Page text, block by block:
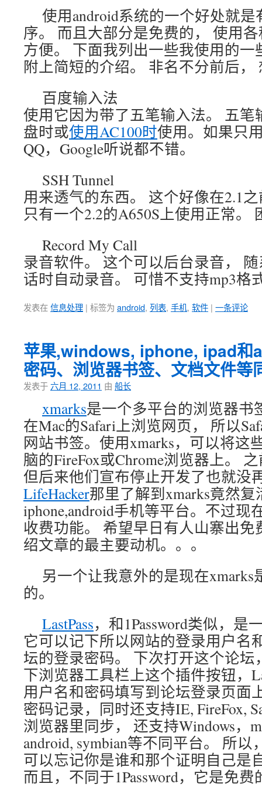
使用android系统的一个好处就
序。 而且大部分是免费的， 使用
方便。 下面我列出一些我使用的一
附上简短的介绍。 非名不分前后，
百度输入法
使用它因为带了五笔输入法。 五
盘时或使用AC100时使用。如果只
QQ，Google听说都不错。
SSH Tunnel
用来透气的东西。 这个好像在2.1
只有一个2.2的A650S上使用正常。
Record My Call
录音软件。 这个可以后台录音，
话时自动录音。 可惜不支持mp3格
发表在信息处理 | 标签为 android, 列表, 手机, 软件 | 一条评论
苹果,windows, iphone, ipad和
密码、浏览器书签、文档文件等
发表于六月 12, 2011 由 船长
xmarks是一个多平台的浏览器书
在Mac的Safari上浏览网页， 所以
网站书签。使用xmarks，可以将这
脑的FireFox或Chrome浏览器上。
但后来他们宣布停止开发了也就没
LifeHacker那里了解到xmarks竟然
iphone,android手机等平台。不过现
收费功能。 希望早日有人山寨出
绍文章的最主要动机。。。
另一个让我意外的是现在xmarks
的。
LastPass，和1Password类似，是
它可以记下所以网站的登录用户名
坛的登录密码。 下次打开这个论
下浏览器工具栏上这个插件按钮，
用户名和密码填写到论坛登录页面
密码记录，同时还支持IE, FireFox,
浏览器里同步， 还支持Windows，
android, symbian等不同平台。 所
可以忘记你是谁和那个证明自己是
而且，不同于1Password，它是免费